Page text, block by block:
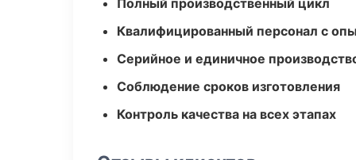
Полный производственный цикл
Квалифицированный персонал с
Серийное и единичное
Соблюдение сроков изготовления
Контроль качества на всех этапах